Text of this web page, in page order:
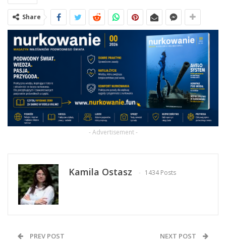
Share
- Advertisement -
Kamila Ostasz 1434 Posts
PREV POST NEXT POST